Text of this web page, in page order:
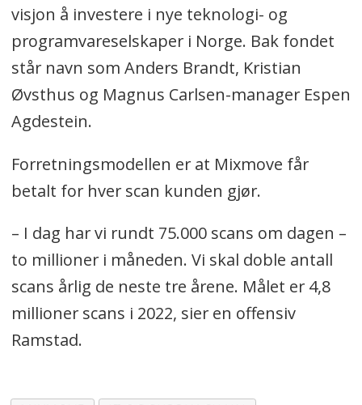
visjon å investere i nye teknologi- og
programvareselskaper i Norge. Bak fondet
står navn som Anders Brandt, Kristian
Øvsthus og Magnus Carlsen-manager Espen
Agdestein.
Forretningsmodellen er at Mixmove får
betalt for hver scan kunden gjør.
– I dag har vi rundt 75.000 scans om dagen –
to millioner i måneden. Vi skal doble antall
scans årlig de neste tre årene. Målet er 4,8
millioner scans i 2022, sier en offensiv
Ramstad.